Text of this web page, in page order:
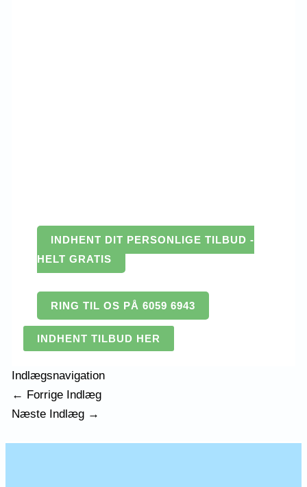
INDHENT DIT PERSONLIGE TILBUD -
HELT GRATIS
RING TIL OS PÅ 6059 6943
INDHENT TILBUD HER
Indlægsnavigation
← Forrige Indlæg
Næste Indlæg →